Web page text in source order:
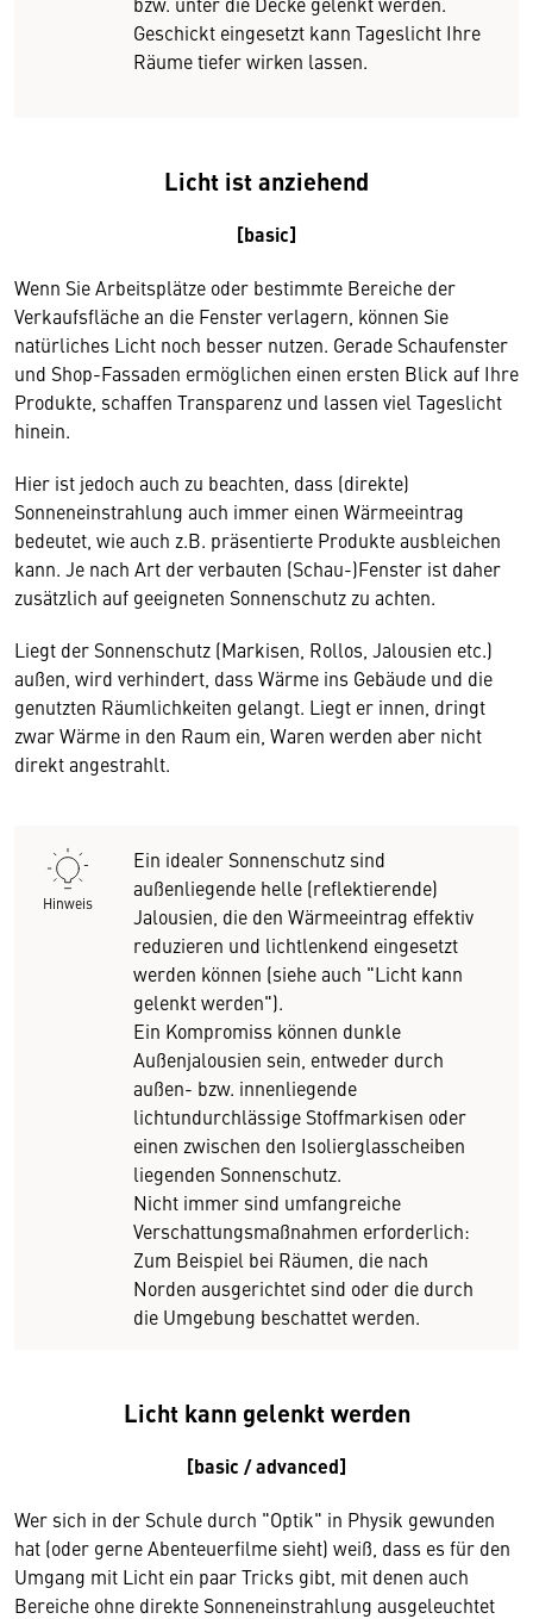
Geschickt eingesetzt kann Tageslicht Ihre
Räume tiefer wirken lassen.
Licht ist anziehend
[basic]
Wenn Sie Arbeitsplätze oder bestimmte Bereiche der
Verkaufsfläche an die Fenster verlagern, können Sie
natürliches Licht noch besser nutzen. Gerade Schaufenster
und Shop-Fassaden ermöglichen einen ersten Blick auf Ihre
Produkte, schaffen Transparenz und lassen viel Tageslicht
hinein.
Hier ist jedoch auch zu beachten, dass (direkte)
Sonneneinstrahlung auch immer einen Wärmeeintrag
bedeutet, wie auch z.B. präsentierte Produkte ausbleichen
kann. Je nach Art der verbauten (Schau-)Fenster ist daher
zusätzlich auf geeigneten Sonnenschutz zu achten.
Liegt der Sonnenschutz (Markisen, Rollos, Jalousien etc.)
außen, wird verhindert, dass Wärme ins Gebäude und die
genutzten Räumlichkeiten gelangt. Liegt er innen, dringt
zwar Wärme in den Raum ein, Waren werden aber nicht
direkt angestrahlt.
Hinweis
Ein idealer Sonnenschutz sind
außenliegende helle (reflektierende)
Jalousien, die den Wärmeeintrag effektiv
reduzieren und lichtlenkend eingesetzt
werden können (siehe auch "Licht kann
gelenkt werden").
Ein Kompromiss können dunkle
Außenjalousien sein, entweder durch
außen- bzw. innenliegende
lichtundurchlässige Stoffmarkisen oder
einen zwischen den Isolierglasscheiben
liegenden Sonnenschutz.
Nicht immer sind umfangreiche
Verschattungsmaßnahmen erforderlich:
Zum Beispiel bei Räumen, die nach
Norden ausgerichtet sind oder die durch
die Umgebung beschattet werden.
Licht kann gelenkt werden
[basic / advanced]
Wer sich in der Schule durch "Optik" in Physik gewunden
hat (oder gerne Abenteuerfilme sieht) weiß, dass es für den
Umgang mit Licht ein paar Tricks gibt, mit denen auch
Bereiche ohne direkte Sonneneinstrahlung ausgeleuchtet